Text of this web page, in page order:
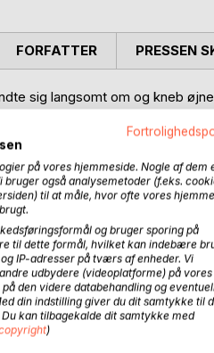
sig langsomt om og kneb
han djævelsk. "Det ypperste
og lyden af lidende
1: Ondskaben Vågner tager dig
skæbnesvanger dag finder en
er han krigsforbryderen
millioner år siden? Læs med og
FORFATTER PRESSEN
HOSBoD
på vores hjemmeside. Nogle af dem
også analysemetoder (f.eks.
til at måle, hvor ofte vores
og bruger sporing på
til dette formål, hvilket kan indebære
IP-adresser på tværs af enheder. Vi
udbydere (videoplatforme) på vores
den videre databehandling og
din indstilling giver du dit samtykke til
kan tilbagekalde dit samtykke med
)